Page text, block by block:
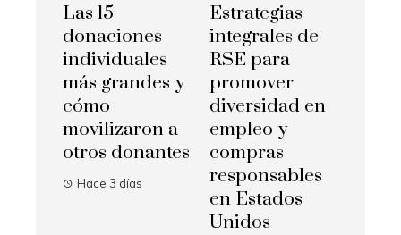
Las 15
donaciones
individuales
más grandes y
cómo
movilizaron a
otros donantes
Hace 3 días
Estrategias
integrales de
RSE para
promover
diversidad en
empleo y
compras
responsables
en Estados
Unidos